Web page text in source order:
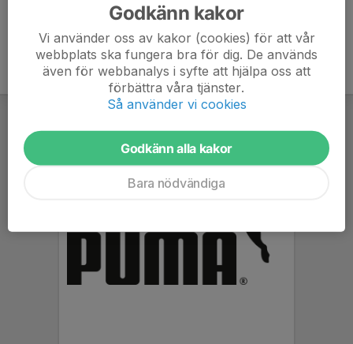
Godkänn kakor
Vi använder oss av kakor (cookies) för att vår
webbplats ska fungera bra för dig. De används
även för webbanalys i syfte att hjälpa oss att
förbättra våra tjänster.
Så använder vi cookies
Godkänn alla kakor
Bara nödvändiga